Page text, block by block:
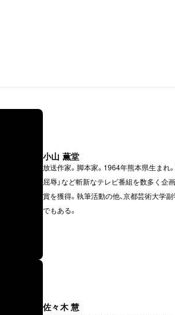
小山 薫堂
放送作家。脚本家。1964年熊本県生まれ
屈辱」など斬新なテレビ番組を数多く企
賞を獲得。執筆活動の他、京都芸術大学
でもある。
佐々木 慧